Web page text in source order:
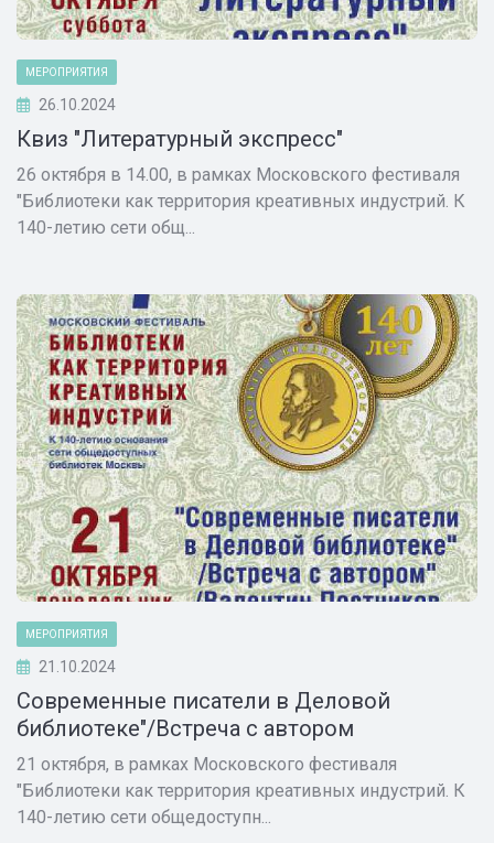
МЕРОПРИЯТИЯ
26.10.2024
Квиз "Литературный экспресс"
26 октября в 14.00, в рамках Московского фестиваля
"Библиотеки как территория креативных индустрий. К
140-летию сети общ...
МЕРОПРИЯТИЯ
21.10.2024
Современные писатели в Деловой
библиотеке"/Встреча с автором
21 октября, в рамках Московского фестиваля
"Библиотеки как территория креативных индустрий. К
140-летию сети общедоступн...